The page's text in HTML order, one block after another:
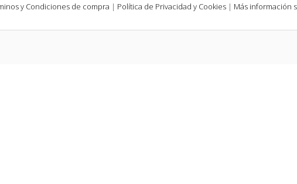
y Condiciones de compra | Política de Privacidad y Cookies| Más información